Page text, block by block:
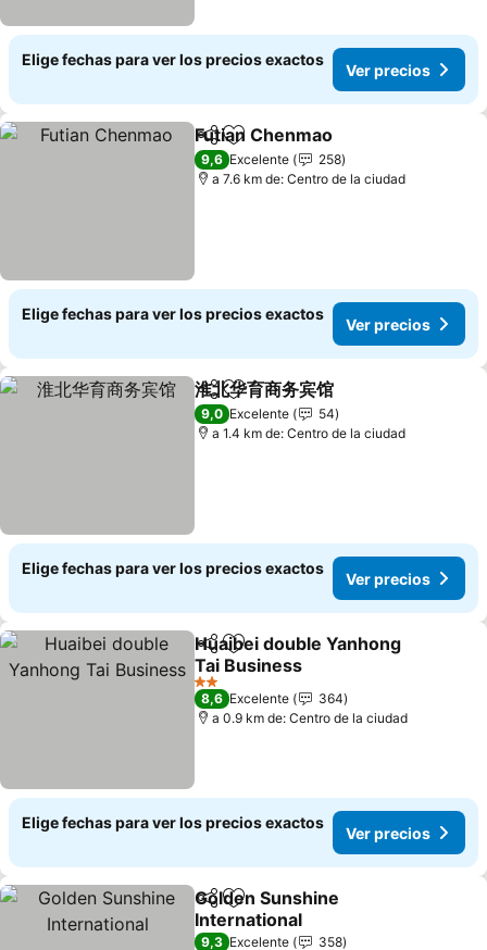
Elige fechas para ver los precios exactos
Ver precios
CompartirAgregar a favoritos
Futian Chenmao
9,6 Excelente
258
a 7.6 km de: Centro de la ciudad
Elige fechas para ver los precios exactos
Ver precios
CompartirAgregar a favoritos
淮北华育商务宾馆
9,0 Excelente
54
a 1.4 km de: Centro de la ciudad
Elige fechas para ver los precios exactos
Ver precios
CompartirAgregar a favoritos
Huaibei double Yanhong
Tai Business
Ver precios
2 Estrellas
8,6 Excelente
364
a 0.9 km de: Centro de la ciudad
Elige fechas para ver los precios exactos
Ver precios
CompartirAgregar a favoritos
Golden Sunshine
International
Ver precios
9,3 Excelente 358